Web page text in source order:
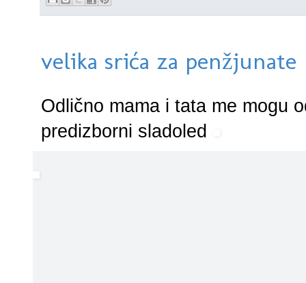
velika srića za penžjunate
Odlično mama i tata me mogu
predizborni sladoled